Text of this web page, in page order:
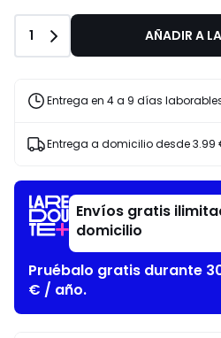
6.99
€
descuento
aplicado.
Cantidad
1 AÑADIR A
Entrega en 4 a 9 días
Entrega a domicilio desde3.99
Envíos gratis
domicilio
Pruébalo gratis durante
€ / año.